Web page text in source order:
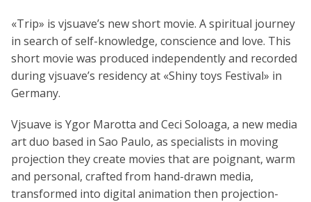
«Trip» is vjsuave’s new short movie. A spiritual journey
in search of self-knowledge, conscience and love. This
short movie was produced independently and recorded
during vjsuave’s residency at «Shiny toys Festival» in
Germany.
Vjsuave is Ygor Marotta and Ceci Soloaga, a new media
art duo based in Sao Paulo, as specialists in moving
projection they create movies that are poignant, warm
and personal, crafted from hand-drawn media,
transformed into digital animation then projection-